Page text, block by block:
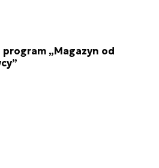
program „Magazyn od